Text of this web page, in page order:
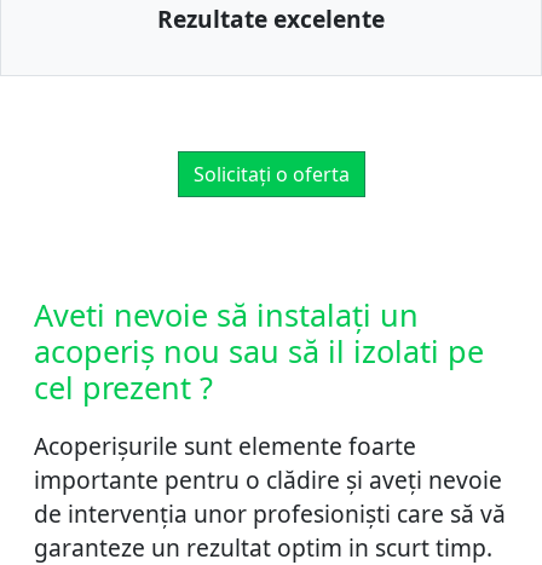
Rezultate excelente
Solicitați o oferta
Aveti nevoie să instalați un
acoperiș nou sau să il izolati pe
cel prezent ?
Acoperișurile sunt elemente foarte
importante pentru o clădire și aveți nevoie
de intervenția unor profesioniști care să vă
garanteze un rezultat optim in scurt timp.